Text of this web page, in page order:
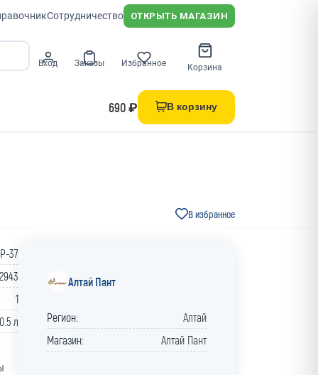
Сотрудничество ОТКРЫТЬ МАГАЗИН
Вход Заказы Избранное Корзина
690 ₽ В корзину
В избранное
37
1
0.5 л
Алтай Пант
Регион:
Алтай
Магазин:
Алтай Пант